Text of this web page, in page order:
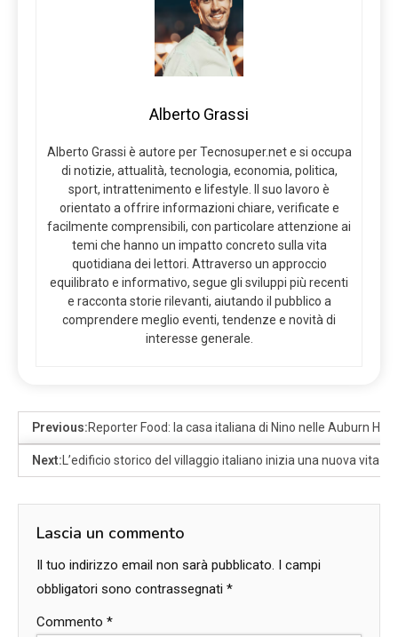
Alberto Grassi
Alberto Grassi è autore per Tecnosuper.net e si occupa
di notizie, attualità, tecnologia, economia, politica,
sport, intrattenimento e lifestyle. Il suo lavoro è
orientato a offrire informazioni chiare, verificate e
facilmente comprensibili, con particolare attenzione ai
temi che hanno un impatto concreto sulla vita
quotidiana dei lettori. Attraverso un approccio
equilibrato e informativo, segue gli sviluppi più recenti
e racconta storie rilevanti, aiutando il pubblico a
comprendere meglio eventi, tendenze e novità di
interesse generale.
Previous:Reporter Food: la casa italiana di Nino nelle Auburn
Next: L’edificio storico del villaggio italiano inizia una nuova vita
Lascia un commento
Il tuo indirizzo email non sarà pubblicato. I campi
obbligatori sono contrassegnati *
Commento *